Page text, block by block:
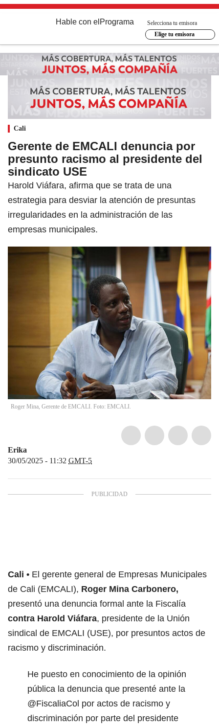
Hable con el Programa
Selecciona tu emisora
Elige tu emisora
Cali
Gerente de EMCALI denuncia por
presunto racismo al presidente del
sindicato USE
Harold Viáfara, afirma que se trata de una
estrategia para desviar la atención de presuntas
irregularidades en la administración de las
empresas municipales.
Roger Mina, Gerente de EMCALI. Foto: EMCALI.
Erika
30/05/2025 - 11:32 GMT-5
Cali
El gerente general de Empresas Municipales
de Cali (EMCALI), Roger Mina Carbonero,
presentó una denuncia formal ante la Fiscalía
contra Harold Viáfara, presidente de la Unión
sindical de EMCALI (USE), por presuntos actos de
racismo y discriminación.
He puesto en conocimiento de la opinión
pública la denuncia que presenté ante la
@FiscaliaCol por actos de racismo y
discriminación por parte del presidente